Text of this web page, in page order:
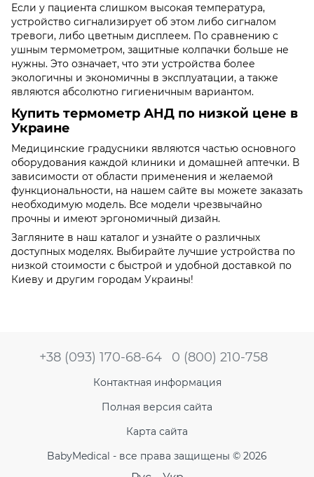
Если у пациента слишком высокая температура,
устройство сигнализирует об этом либо сигналом
тревоги, либо цветным дисплеем. По сравнению с
ушным термометром, защитные колпачки больше не
нужны. Это означает, что эти устройства более
экологичны и экономичны в эксплуатации, а также
являются абсолютно гигиеничным вариантом.
Купить термометр АНД по низкой цене в
Украине
Медицинские градусники являются частью основного
оборудования каждой клиники и домашней аптечки. В
зависимости от области применения и желаемой
функциональности, на нашем сайте вы можете заказать
необходимую модель. Все модели чрезвычайно
прочны и имеют эргономичный дизайн.
Загляните в наш каталог и узнайте о различных
доступных моделях. Выбирайте лучшие устройства по
низкой стоимости с быстрой и удобной доставкой по
Киеву и другим городам Украины!
+38 (093) 170-68-64 0 (800) 210-758
Контактная информация
Полная версия сайта
Карта сайта
BabyMedical - все права защищены © 2026